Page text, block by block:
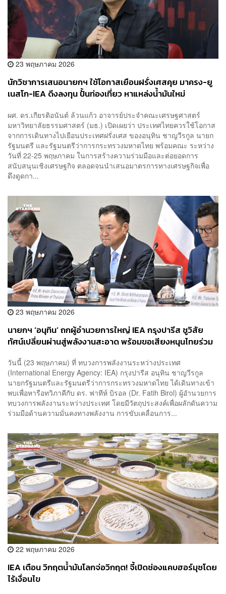
23 พฤษภาคม 2026
นักวิชาการเสนอนายกฯ ใช้โอกาสเยือนฝรั่งเศสคุย มาครง-ยู
เนสโก-IEA ดึงลงทุน ปั้นท่องเที่ยว หาแหล่งน้ำมันใหม่
ผศ. ดร.เกียรติอนันต์ ล้วนแก้ว อาจารย์ประจำคณะเศรษฐศาสตร์
มหาวิทยาลัยธรรมศาสตร์ (มธ.) เปิดเผยว่า ประเทศไทยควรใช้โอกาส
จากการเดินทางไปเยือนประเทศฝรั่งเศส ของอนุทิน ชาญวีรกูล นายก
รัฐมนตรี และรัฐมนตรีว่าการกระทรวงมหาดไทย พร้อมคณะ ระหว่าง
วันที่ 22-25 พฤษภาคม ในการสร้างความร่วมมือและต่อยอดการ
สนับสนุนเชิงเศรษฐกิจ ตลอดจนนำเสนอมาตรการทางเศรษฐกิจเพื่อ
ดึงดูดกา...
23 พฤษภาคม 2026
นายกฯ ‘อนุทิน’ ถกผู้อำนวยการใหญ่ IEA กรุงปารีส ชูวิสัย
ทัศน์เปลี่ยนผ่านสู่พลังงานสะอาด พร้อมขอเสียงหนุนไทยร่วม
วันนี้ (23 พฤษภาคม) ที่ ทบวงการพลังงานระหว่างประเทศ
(International Energy Agency: IEA) กรุงปารีส อนุทิน ชาญวีรกูล
นายกรัฐมนตรีและรัฐมนตรีว่าการกระทรวงมหาดไทย ได้เดินทางเข้า
พบเพื่อหารือทวิภาคีกับ ดร. ฟาทีห์ บิรอล (Dr. Fatih Birol) ผู้อำนวยการ
ทบวงการพลังงานระหว่างประเทศ โดยมีวัตถุประสงค์เพื่อผลักดันความ
ร่วมมือด้านความมั่นคงทางพลังงาน การขับเคลื่อนการ...
22 พฤษภาคม 2026
IEA เตือน วิกฤตน้ำมันโลกจ่อวิกฤต! จี้เปิดช่องแคบฮอร์มุซโดย
ไร้เงื่อนไข